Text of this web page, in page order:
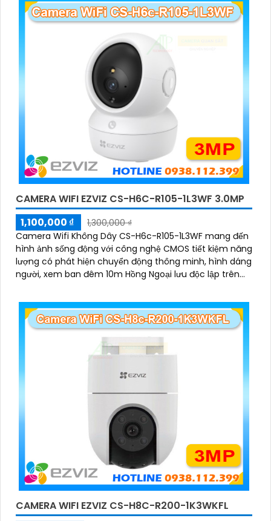
CAMERA WIFI EZVIZ CS-H6C-R105-1L3WF 3.0MP
1,100,000 ₫
1,300,000 ₫
Camera Wifi Không Dây CS-H6c-R105-1L3WF mang đến
hình ảnh sống động với công nghệ CMOS tiết kiệm năng
lượng có phát hiện chuyển động thông minh, hình dáng
người, xem ban đêm 10m Hồng Ngoại lưu độc lập trên
CAMERA WIFI EZVIZ CS-H8C-R200-1K3WKFL